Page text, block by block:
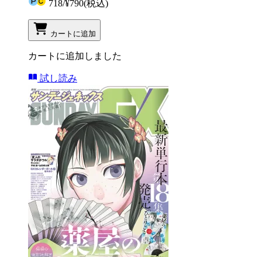
718/¥790(税込)
カートに追加
カートに追加しました
試し読み